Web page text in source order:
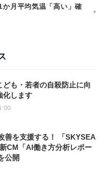
月平均気温「高い」確
ども・若者の自殺防止に向
化します
善を支援する！ 「SKYSEA
CM「AI働き方分析レポー
公開